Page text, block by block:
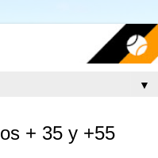
▼
+ 35 y +55